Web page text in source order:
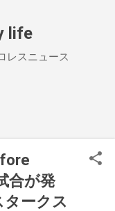
life
レスニュース
合が発
ークス